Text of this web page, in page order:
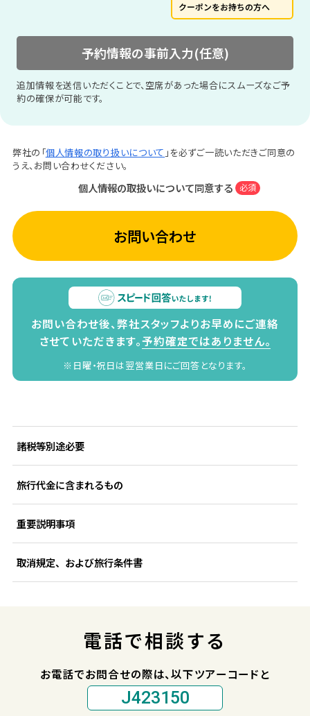
クーポンをお持ちの方へ
予約情報の事前入力(任意)
追加情報を送信いただくことで、空席があった場合にスムーズなご予
約の確保が可能です。
弊社の「個人情報の取り扱いについて 」を必ずご一読いただきご同意の
うえ、お問い合わせください。
個人情報の取扱いについて同意する 必須
お問い合わせ
お問い合わせ後、弊社スタッフよりお早めにご連絡
させていただきます。予約確定ではありません。
※日曜・祝日は翌営業日にご回答となります。
諸税等別途必要
旅行代金に含まれるもの
重要説明事項
取消規定、および旅行条件書
電話で相談する
お電話でお問合せの際は、以下ツアーコードと
J423150